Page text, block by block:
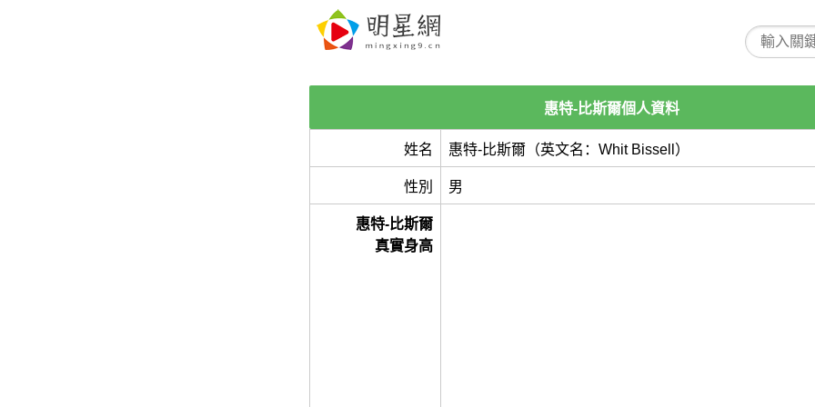
惠特-比斯爾個人資料
姓名 惠特-比斯爾（英文名：Whit Bissell）
性別 男
惠特-比斯爾
真實身高